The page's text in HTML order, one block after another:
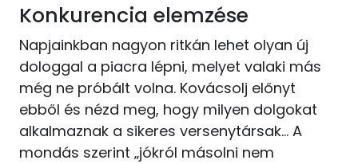
Konkurencia elemzése
Napjainkban nagyon ritkán lehet olyan új
dologgal a piacra lépni, melyet valaki más
még ne próbált volna. Kovácsolj előnyt
ebből és nézd meg, hogy milyen dolgokat
alkalmaznak a sikeres versenytársak… A
mondás szerint „jókról másolni nem